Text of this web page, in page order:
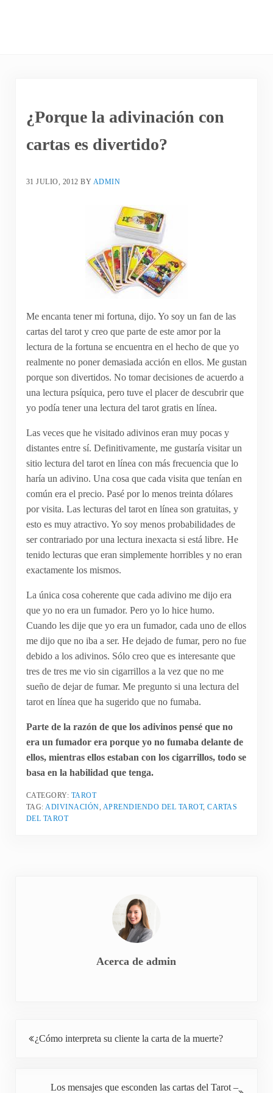
¿Porque la adivinación con
cartas es divertido?
31 JULIO, 2012 BY ADMIN
Me encanta tener mi fortuna, dijo. Yo soy un fan de las
cartas del tarot y creo que parte de este amor por la
lectura de la fortuna se encuentra en el hecho de que yo
realmente no poner demasiada acción en ellos. Me gustan
porque son divertidos. No tomar decisiones de acuerdo a
una lectura psíquica, pero tuve el placer de descubrir que
yo podía tener una lectura del tarot gratis en línea.
Las veces que he visitado adivinos eran muy pocas y
distantes entre sí. Definitivamente, me gustaría visitar un
sitio lectura del tarot en línea con más frecuencia que lo
haría un adivino. Una cosa que cada visita que tenían en
común era el precio. Pasé por lo menos treinta dólares
por visita. Las lecturas del tarot en línea son gratuitas, y
esto es muy atractivo. Yo soy menos probabilidades de
ser contrariado por una lectura inexacta si está libre. He
tenido lecturas que eran simplemente horribles y no eran
exactamente los mismos.
La única cosa coherente que cada adivino me dijo era
que yo no era un fumador. Pero yo lo hice humo.
Cuando les dije que yo era un fumador, cada uno de ellos
me dijo que no iba a ser. He dejado de fumar, pero no fue
debido a los adivinos. Sólo creo que es interesante que
tres de tres me vio sin cigarrillos a la vez que no me
sueño de dejar de fumar. Me pregunto si una lectura del
tarot en línea que ha sugerido que no fumaba.
Parte de la razón de que los adivinos pensé que no
era un fumador era porque yo no fumaba delante de
ellos, mientras ellos estaban con los cigarrillos, todo se
basa en la habilidad que tenga.
CATEGORY: TAROT
TAG:ADIVINACIÓN, APRENDIENDO DEL TAROT,CARTAS
DEL TAROT
Acerca deadmin
¿Cómo interpreta su cliente la carta de la muerte?
Los mensajes que esconden las cartas del Tarot –